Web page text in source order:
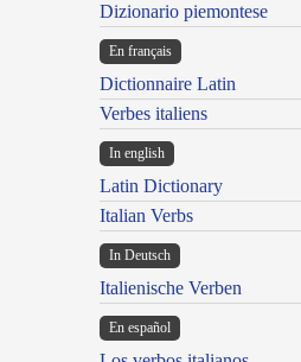
Dizionario piemontese
En français
Dictionnaire Latin
Verbes italiens
In english
Latin Dictionary
Italian Verbs
In Deutsch
Italienische Verben
En español